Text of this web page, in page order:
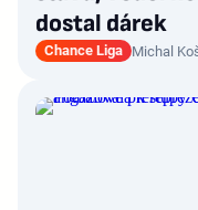
dostal dárek
Chance Liga Michal